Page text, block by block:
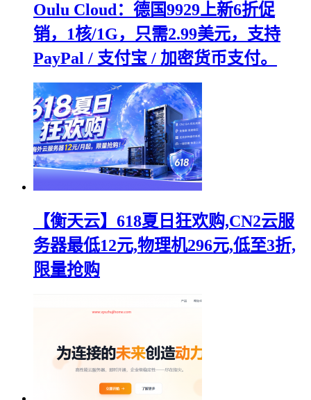
Oulu Cloud：德国9929上新6折促
销，1核/1G，只需2.99美元，支持
PayPal / 支付宝 / 加密货币支付。
【衡天云】618夏日狂欢购,CN2云服
务器最低12元,物理机296元,低至3折,
限量抢购